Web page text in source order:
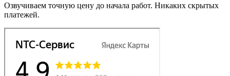
Озвучиваем точную цену до начала работ. Никаких скрытых
платежей.